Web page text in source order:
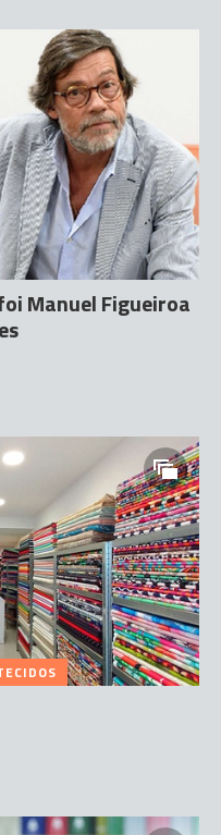
Manuel Figueiroa